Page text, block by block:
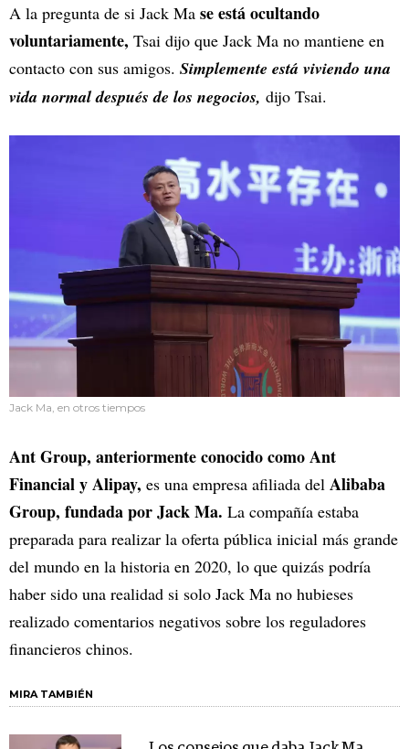
A la pregunta de si Jack Ma se está ocultando
voluntariamente, Tsai dijo que Jack Ma no mantiene en
contacto con sus amigos. Simplemente está viviendo una
vida normal después de los negocios, dijo Tsai.
Jack Ma, en otros tiempos
Ant Group, anteriormente conocido como Ant
Financial y Alipay, es una empresa afiliada del Alibaba
Group, fundada por Jack Ma. La compañía estaba
preparada para realizar la oferta pública inicial más grande
del mundo en la historia en 2020, lo que quizás podría
haber sido una realidad si solo Jack Ma no hubieses
realizado comentarios negativos sobre los reguladores
financieros chinos.
MIRA TAMBIÉN